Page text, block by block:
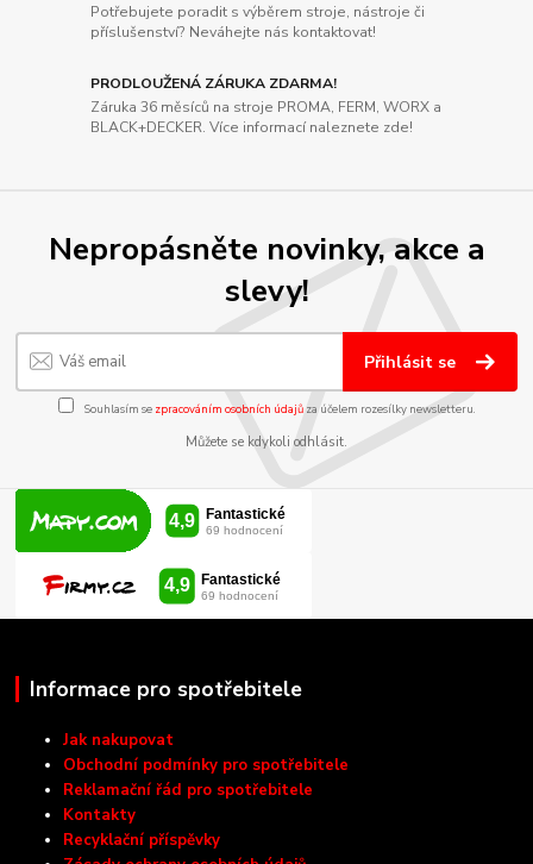
Potřebujete poradit s výběrem stroje, nástroje či
příslušenství? Neváhejte nás kontaktovat!
PRODLOUŽENÁ ZÁRUKA ZDARMA!
Záruka 36 měsíců na stroje PROMA, FERM, WORX a
BLACK+DECKER. Více informací naleznete zde!
Nepropásněte novinky, akce a
slevy!
Přihlásit se
Souhlasím se zpracováním osobních údajůza účelem rozesílky newsletteru.
Můžete se kdykoli odhlásit.
Informace pro spotřebitele
Jak nakupovat
Obchodní podmínky pro spotřebitele
Reklamační řád pro spotřebitele
Kontakty
Recyklační příspěvky